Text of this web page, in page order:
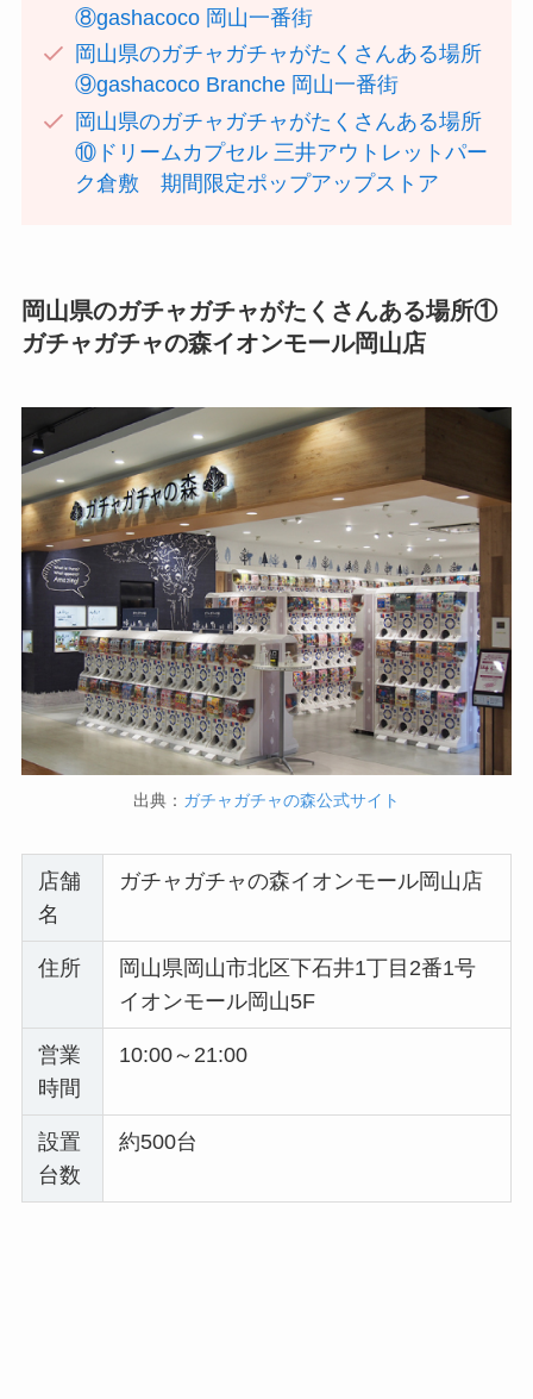
⑧gashacoco 岡山一番街
岡山県のガチャガチャがたくさんある場所
⑨gashacoco Branche 岡山一番街
岡山県のガチャガチャがたくさんある場所
⑩ドリームカプセル 三井アウトレットパー
ク倉敷 期間限定ポップアップストア
岡山県のガチャガチャがたくさんある場所①
ガチャガチャの森イオンモール岡山店
出典： ガチャガチャの森公式サイト
店舗
名
ガチャガチャの森イオンモール岡山店
住所
岡山県岡山市北区下石井1丁目2番1号
イオンモール岡山5F
営業
時間
10:00～21:00
設置
台数
約500台